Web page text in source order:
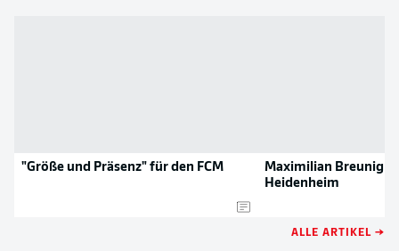
"Größe und Präsenz" für den FCM
Maximilian Breunig
Heidenheim
ALLE ARTIKEL →